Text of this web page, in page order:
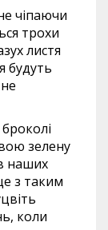
чіпаючи
трохи
листя
будуть
зелену
наших
з таким
коли